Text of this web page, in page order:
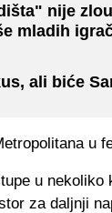
nije
mladih
ali biće
u
u nekoliko
za daljnji